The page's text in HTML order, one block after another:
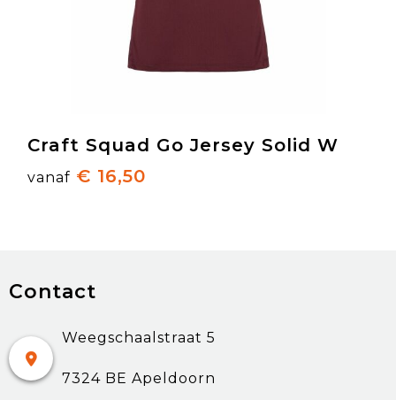
Craft Squad Go Jersey Solid W
vanaf € 16,50
Contact
Weegschaalstraat 5
7324 BE Apeldoorn